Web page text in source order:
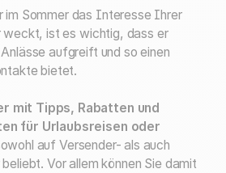
Sommer das Interesse Ihrer
weckt, ist es wichtig, dass er
aufgreift und so einen
bietet.
mit Tipps, Rabatten und
für Urlaubsreisen oder
auf Versender- als auch
Vor allem können Sie damit